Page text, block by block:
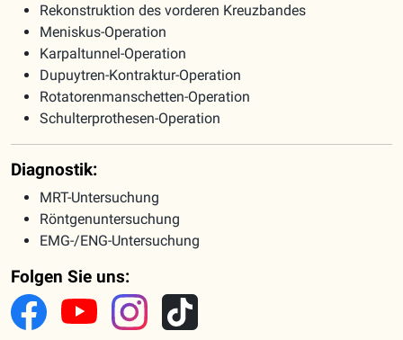
Rekonstruktion des vorderen Kreuzbandes
Meniskus-Operation
Karpaltunnel-Operation
Dupuytren-Kontraktur-Operation
Rotatorenmanschetten-Operation
Schulterprothesen-Operation
Diagnostik:
MRT-Untersuchung
Röntgenuntersuchung
EMG-/ENG-Untersuchung
Folgen Sie uns: